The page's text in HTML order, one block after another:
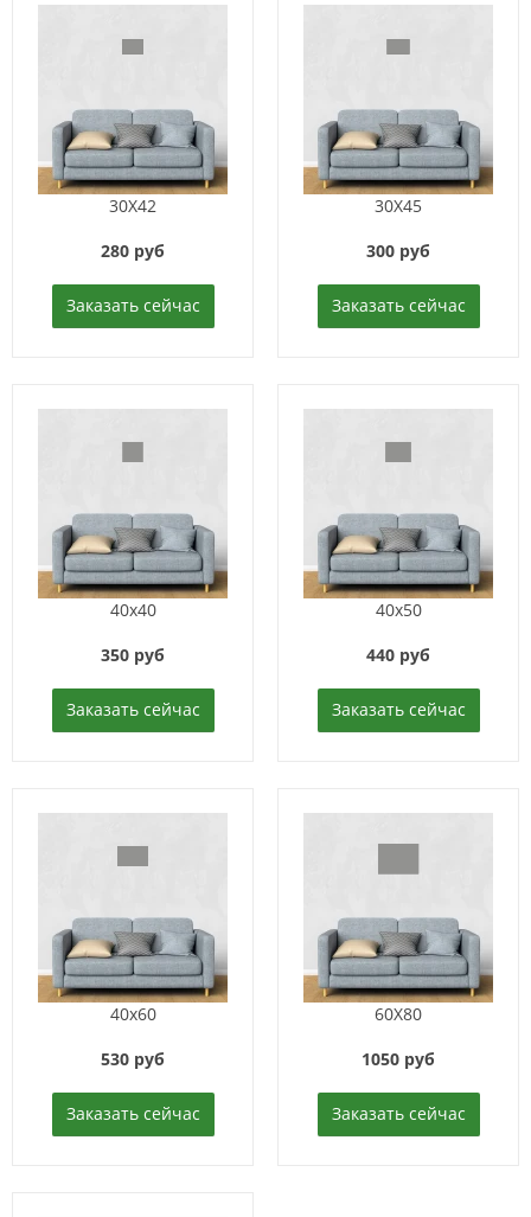
30X42
280 руб
Заказать сейчас
30X45
300 руб
Заказать сейчас
40x40
350 руб
Заказать сейчас
40x50
440 руб
Заказать сейчас
40x60
530 руб
Заказать сейчас
60X80
1050 руб
Заказать сейчас